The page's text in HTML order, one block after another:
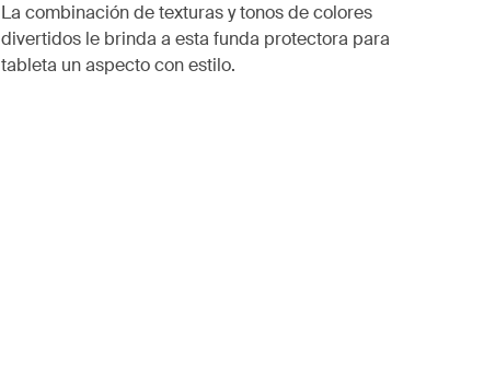
La combinación de texturas y tonos de colores
divertidos le brinda a esta funda protectora para
tableta un aspecto con estilo.